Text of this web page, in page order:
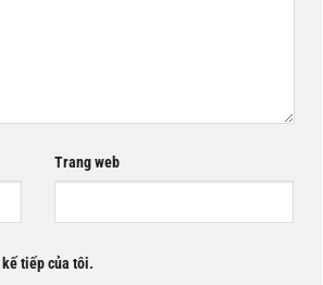
Trang web
tiếp của tôi.